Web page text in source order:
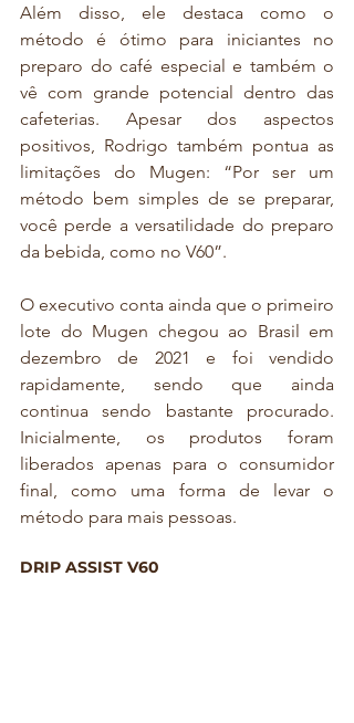
Além disso, ele destaca como o
método é ótimo para iniciantes no
preparo do café especial e também o
vê com grande potencial dentro das
cafeterias. Apesar dos aspectos
positivos, Rodrigo também pontua as
limitações do Mugen: “Por ser um
método bem simples de se preparar,
você perde a versatilidade do preparo
da bebida, como no V60”.
O executivo conta ainda que o primeiro
lote do Mugen chegou ao Brasil em
dezembro de 2021 e foi vendido
rapidamente, sendo que ainda
continua sendo bastante procurado.
Inicialmente, os produtos foram
liberados apenas para o consumidor
final, como uma forma de levar o
método para mais pessoas.
DRIP ASSIST V60